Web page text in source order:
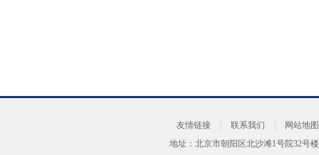
友情链接 联系我们
网站地图
地址：北京市朝阳区北沙滩1号院32号